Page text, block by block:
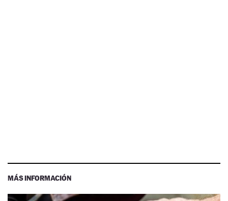
MÁS INFORMACIÓN